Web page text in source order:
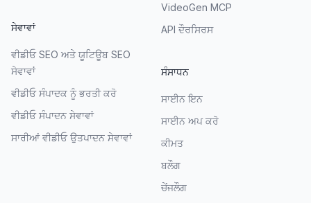
ਸੇਵਾਵਾਂ
ਵੀਡੀਓ SEO ਅਤੇ ਯੂਟਿਊਬ SEO
ਸੇਵਾਵਾਂ
ਵੀਡੀਓ ਸੰਪਾਦਕ ਨੂੰ ਭਰਤੀ ਕਰੋ
ਵੀਡੀਓ ਸੰਪਾਦਨ ਸੇਵਾਵਾਂ
ਸਾਰੀਆਂ ਵੀਡੀਓ ਉਤਪਾਦਨ ਸੇਵਾਵਾਂ
VideoGen MCP
API ਦੌਰਸਿਰਸ
ਸੰਸਾਧਨ
ਸਾਈਨ ਇਨ
ਸਾਈਨ ਅਪ ਕਰੋ
ਕੀਮਤ
ਬਲੌਗ
ਚੇਂਜਲੌਗ